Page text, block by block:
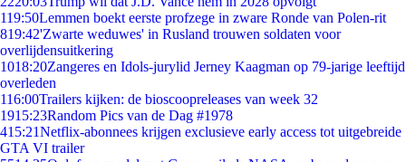
119:50Lemmen boekt eerste profzege in zware Ronde van Polen-rit
819:42'Zwarte weduwes' in Rusland trouwen soldaten voor
overlijdensuitkering
1018:20Zangeres en Idols-jurylid Jerney Kaagman op 79-jarige leeftijd
overleden
116:00Trailers kijken: de bioscoopreleases van week 32
1915:23Random Pics van de Dag #1978
415:21Netflix-abonnees krijgen exclusieve early access tot uitgebreide
GTA VI trailer